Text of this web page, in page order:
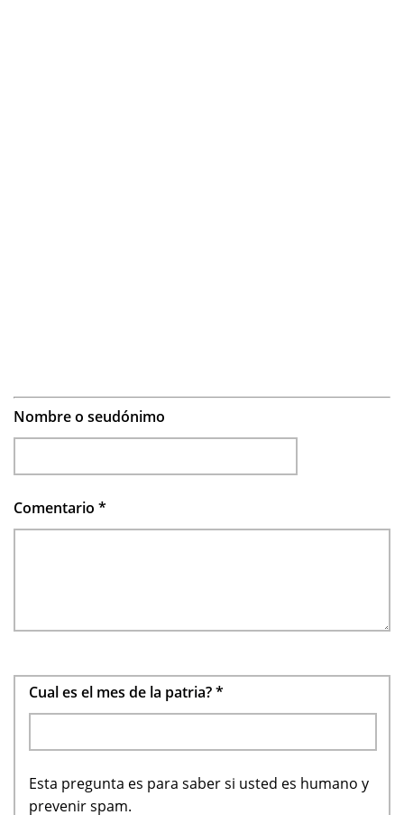
Nombre o seudónimo
Comentario *
Cual es el mes de la patria?*
Esta pregunta es para saber si usted es humano y
prevenir spam.